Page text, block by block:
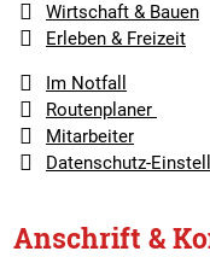
Wirtschaft & Bauen
Erleben & Freizeit
Im Notfall
Routenplaner
Mitarbeiter
Datenschutz-
Anschrift &